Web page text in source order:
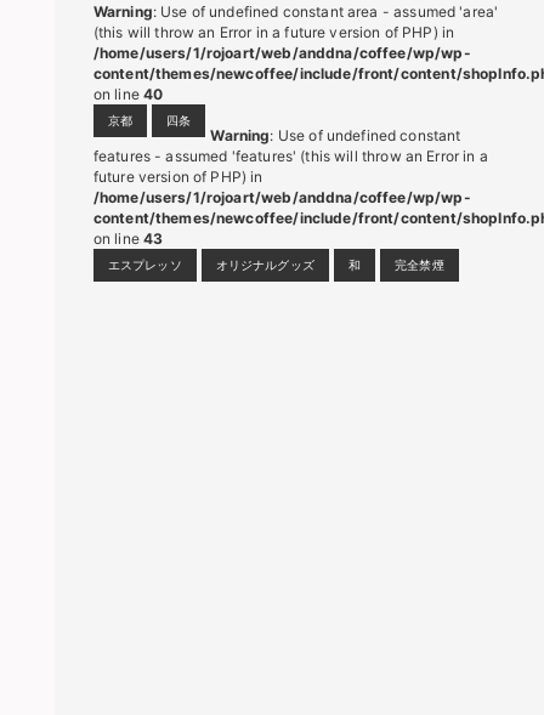
Warning: Use of undefined constant area - assumed 'area'
(this will throw an Error in a future version of PHP) in
/home/users/1/rojoart/web/anddna/coffee/wp/wp-
content/themes/newcoffee/include/front/content/
on line 40
京都 四条
Warning: Use of undefined constant
features - assumed 'features' (this will throw an Error in a
future version of PHP) in
/home/users/1/rojoart/web/anddna/coffee/wp/wp-
content/themes/newcoffee/include/front/content/
on line 43
エスプレッソ オリジナルグッズ 和 完全禁煙